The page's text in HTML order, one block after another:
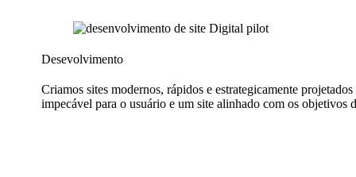
Desevolvimento
Criamos sites modernos, rápidos e estrategicamente
impecável para o usuário e um site alinhado com os objetivos